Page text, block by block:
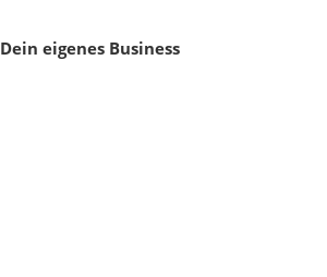
Dein eigenes Business